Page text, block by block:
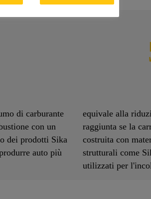
di carburante
con un
dei prodotti Sika
auto più
equivale alla
raggiunta se la
costruita con
strutturali come
utilizzati per